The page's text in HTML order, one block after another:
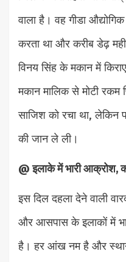
वाला है। वह गीडा
करता था और करीब डेढ़
विनय सिंह के मकान में
मकान मालिक से मोटी रकम
साजिश को रचा था,
की जान ले ली।
@ इलाके में भारी आक्रोश,
इस दिल दहला देने वाली
और आसपास के इलाकों में
है। हर आंख नम है और